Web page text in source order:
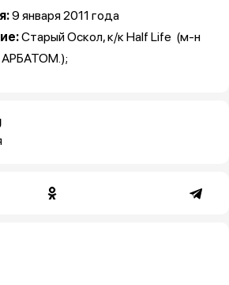
9 января 2011 года
Старый Оскол, к/к Half Life (м-н
АРБАТОМ.);